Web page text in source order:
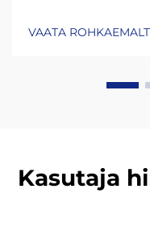
palju kauem tänu
VAATA ROHKAEMALT
Kasutaja